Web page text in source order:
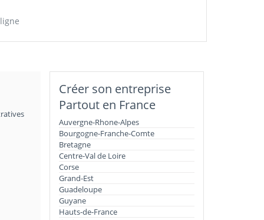
Créer son entreprise
Partout en France
Auvergne-Rhone-Alpes
Bourgogne-Franche-Comte
Bretagne
Centre-Val de Loire
Corse
Grand-Est
Guadeloupe
Guyane
Hauts-de-France